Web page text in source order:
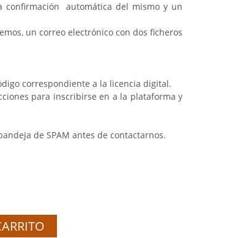
automática del mismo y un
un correo electrónico con dos ficheros
correspondiente a la licencia digital.
para inscribirse en a la plataforma y
de SPAM antes de contactarnos.